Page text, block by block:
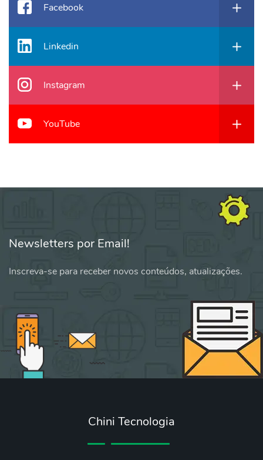
Facebook
Linkedin
Instagram
YouTube
Newsletters por Email!
Inscreva-se para receber novos conteúdos, atualizações.
Chini Tecnologia